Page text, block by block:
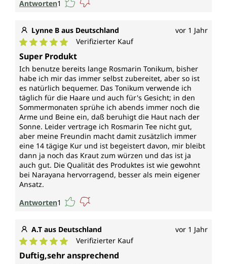
Antworten1
Lynne B aus Deutschland vor 1 Jahr
Durchschnittliche Bewertung von 5 von 5 Sternen
Verifizierter Kauf
Super Produkt
Ich benutze bereits lange Rosmarin Tonikum, bisher
habe ich mir das immer selbst zubereitet, aber so ist
es natürlich bequemer. Das Tonikum verwende ich
täglich für die Haare und auch für's Gesicht; in den
Sommermonaten sprühe ich abends immer noch die
Arme und Beine ein, daß beruhigt die Haut nach der
Sonne. Leider vertrage ich Rosmarin Tee nicht gut,
aber meine Freundin macht damit zusätzlich immer
eine 14 tägige Kur und ist begeistert davon, mir bleibt
dann ja noch das Kraut zum würzen und das ist ja
auch gut. Die Qualität des Produktes ist wie gewohnt
bei Narayana hervorragend, besser als mein eigener
Ansatz.
Antworten1
A.T aus Deutschland vor 1 Jahr
Durchschnittliche Bewertung von 5 von 5 Sternen
Verifizierter Kauf
Duftig,sehr ansprechend